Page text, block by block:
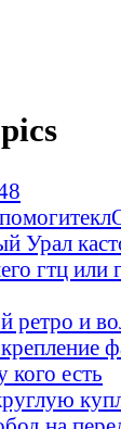
Урал
гтц или
ретро и
кого есть